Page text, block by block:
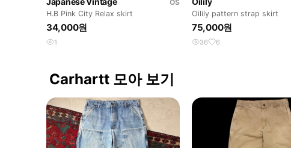
OS
H.B Pink City Relax skirt
34,000원
1
Oilily pattern strap skirt
75,000원
36 6
Carhartt 모아 보기